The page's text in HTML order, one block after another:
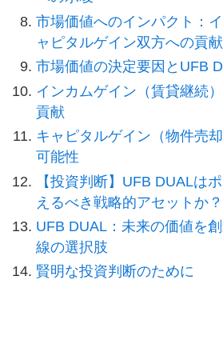
市場価値へのインパクト：
ャピタルゲイン双方への貢献
市場価値の決定要因とUFB
インカムゲイン（賃貸継続
貢献
キャピタルゲイン（物件売
可能性
【投資判断】UFB DUALは
えるべき戦略的アセットか？
UFB DUAL：未来の価値を
線の選択肢
賢明な投資判断のために